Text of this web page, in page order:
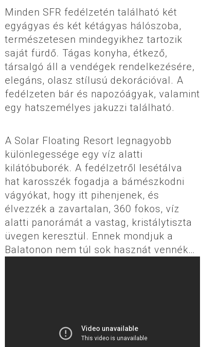
Minden SFR fedélzetén található két
egyágyas és két kétágyas hálószoba,
természetesen mindegyikhez tartozik
saját fürdő. Tágas konyha, étkező,
társalgó áll a vendégek rendelkezésére,
elegáns, olasz stílusú dekorációval. A
fedélzeten bár és napozóágyak, valamint
egy hatszemélyes jakuzzi található.
A Solar Floating Resort legnagyobb
különlegessége egy víz alatti
kilátóbuborék. A fedélzetről lesétálva
hat karosszék fogadja a bámészkodni
vágyókat, hogy itt pihenjenek, és
élvezzék a zavartalan, 360 fokos, víz
alatti panorámát a vastag, kristálytiszta
üvegen keresztül. Ennek mondjuk a
Balatonon nem túl sok hasznát vennék…